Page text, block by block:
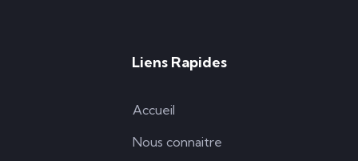
Liens Rapides
Accueil
Nous connaitre